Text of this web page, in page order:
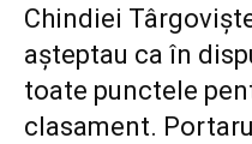
Chindiei
așteptau ca în
toate punctele
clasament.